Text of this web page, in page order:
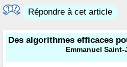
Répondre à cet article
Des algorithmes efficaces
Emmanuel Saint-